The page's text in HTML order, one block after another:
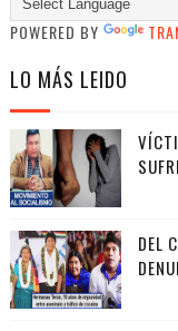
POWERED BY
LO MÁS LEIDO
DEL